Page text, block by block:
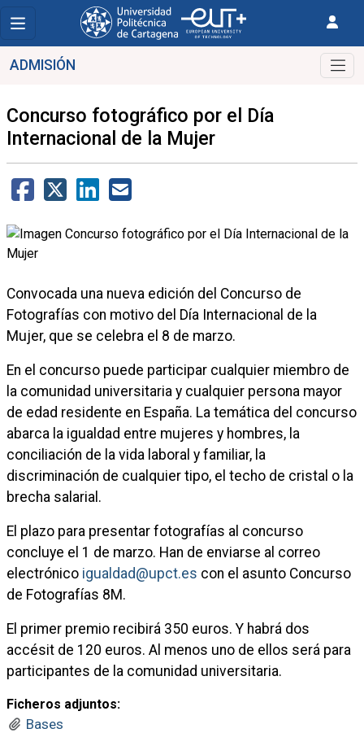
ADMISIÓN
Concurso fotográfico por el Día
Internacional de la Mujer
Convocada una nueva edición del Concurso de
Fotografías con motivo del Día Internacional de la
Mujer, que se celebra el 8 de marzo.
En el concurso puede participar cualquier miembro de
la comunidad universitaria y cualquier persona mayor
de edad residente en España. La temática del concurso
abarca la igualdad entre mujeres y hombres, la
conciliación de la vida laboral y familiar, la
discriminación de cualquier tipo, el techo de cristal o la
brecha salarial.
El plazo para presentar fotografías al concurso
concluye el 1 de marzo. Han de enviarse al correo
electrónico igualdad@upct.es con el asunto Concurso
de Fotografías 8M.
El primer premio recibirá 350 euros. Y habrá dos
accésit de 120 euros. Al menos uno de ellos será para
participantes de la comunidad universitaria.
Ficheros adjuntos:
Bases